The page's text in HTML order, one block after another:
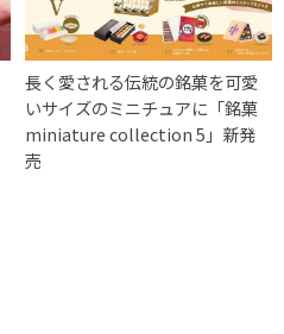
長く愛される伝統の銘菓を可愛
いサイズのミニチュアに「銘菓
miniature collection 5」新発
売